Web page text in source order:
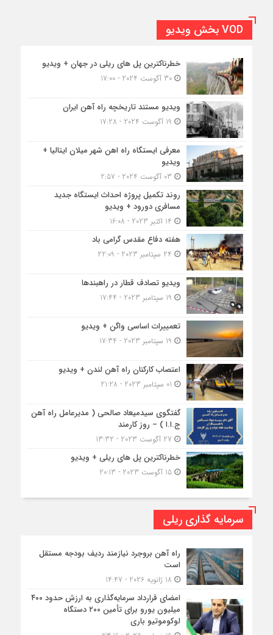
VOD بخش ویدیو
خطرناکترین پل های ریلی در جهان + ویدیو
30 آگوست 2024 - 17:00
ویدیو مستند تاریخچه راه آهن ایران
معرفی ایستگاه راه اهن شهر میلان ایتالیا +
ویدیو
روند تکمیل پروژه احداث ایستگاه جدید
مسافری دورود + ویدیو
هفته دفاع مقدس گرامی باد
ویدیو تصادف قطار در راهبندها
تعمییرات اساسی واگن + ویدیو
اعتصاب کارکنان راه آهن لندن + ویدیو
گفتگوی سیدمیعاد صالحی ( مدیرعامل راه آهن
ج.ا.ا ) – روز کارمند
خطرناکترین پل های ریلی + ویدیو
15 آگوست 2023 - 20:13
سرمایه گذاری ریلی
راه آهن بروجرد نیازمند ردیف بودجه مستقل
است
امضای قرارداد سرمایه‌گذاری به ارزش حدود ۴۰۰
میلیون یورو برای تأمین ۲۰۰ دستگاه
لوکوموتیو باری